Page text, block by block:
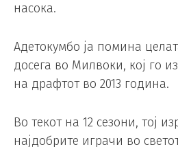
насока.
Адетокумбо ја помина
досега во Милвоки, кој го
на драфтот во 2013 година.
Во текот на 12 сезони, тој
најдобрите играчи во